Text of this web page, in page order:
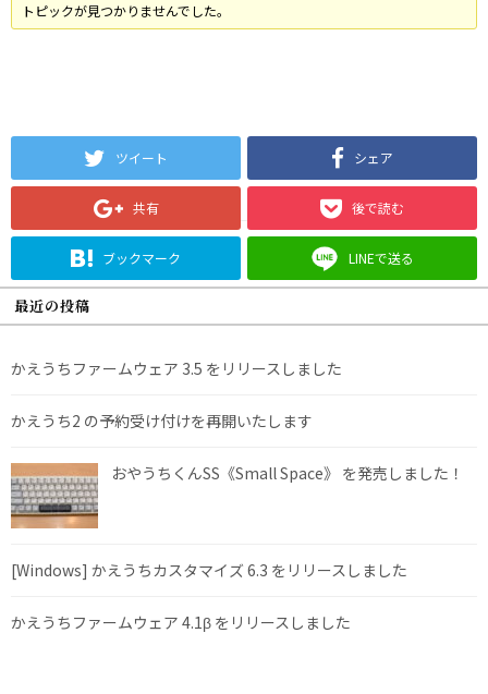
トピックが見つかりませんでした。
ツイート シェア
共有 後で読む
ブックマーク LINEで送る
最近の投稿
かえうちファームウェア 3.5 をリリースしました
かえうち2 の予約受け付けを再開いたします
おやうちくんSS《Small Space》 を発売しました！
[Windows] かえうちカスタマイズ 6.3 をリリースしました
かえうちファームウェア 4.1β をリリースしました